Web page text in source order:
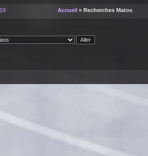
Accueil » Recherches Matos